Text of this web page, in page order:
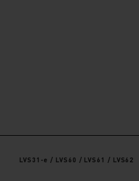
LVS31-e / LVS60 / LVS61 / LVS62